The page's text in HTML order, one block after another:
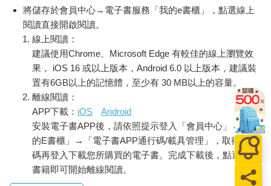
同儕和老師日常互動的技巧，之後會運用在處理職場上與同事和
上司的關係。家人在重要時刻也發揮關鍵作用。他們還在學校
時，父母幫助孩子克服一路上的種種困難，並且以孩子還未具備
的全球視野，提供後備方案。畢業後，萬一孩子的職涯發展不甚
理想，這些菁英的父母依然擔任後援的角色。
就如同其他國家背景相似的學生，本研究的中國菁英學生是一群
面向全球的人。他們都必須和全球菁英人士廣結善緣，透過留
學、參加學術交流計畫，或進入國際企業上班，結交各地的菁
英。在這群年輕的菁英當中，並非所有人都能在畢業時找到一份
薪水優渥的工作。許多人選擇進入金融界，但有一些人則對環境
保護、科技或學術等領域充滿熱情。然而，即使是那些成就較低
的人所設想的未來，對於中國和其他地方的一般學生來說，也是
很令人羨慕的未來。雖然學生在學校裡頭的表現未必決定他們未
來的成就，但我會在本書接下來的章節之中說明，那些成為學神
將儲存於會員中心→電子書服務「我的e書櫃」，點選線上
閱讀直接開啟閱讀。
線上閱讀：
建議使用Chrome、Microsoft Edge 有較佳的線上瀏覽效
果， iOS 16 或以上版本，Android 6.0 以上版本，建議裝
置有6GB以上的記憶體，至少有 30 MB以上的容量。
離線閱讀：
APP下載： iOS
Android
安裝電子書APP後，請依照提示登入「會員中心」→「我
的E書櫃」→「電子書APP通行碼/載具管理」，取得通行
碼再登入下載您所購買的電子書。完成下載後，點選任一
書籍即可開始離線閱讀。